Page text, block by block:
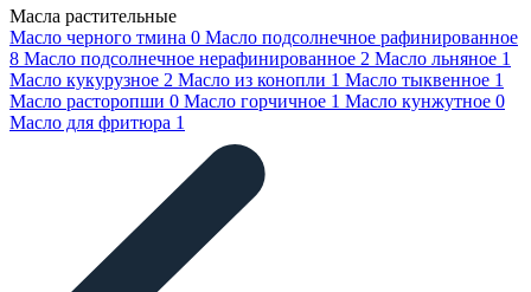
Масла растительные
Масло черного тмина 0 Масло подсолнечное рафинированное
8 Масло подсолнечное нерафинированное 2 Масло льняное 1
Масло кукурузное 2 Масло из конопли 1 Масло тыквенное 1
Масло расторопши 0 Масло горчичное 1 Масло кунжутное 0
Масло для фритюра 1